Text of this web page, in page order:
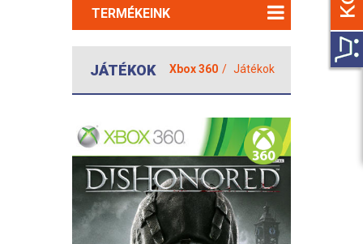
TERMÉKEINK
JÁTÉKOK Xbox 360 Játékok